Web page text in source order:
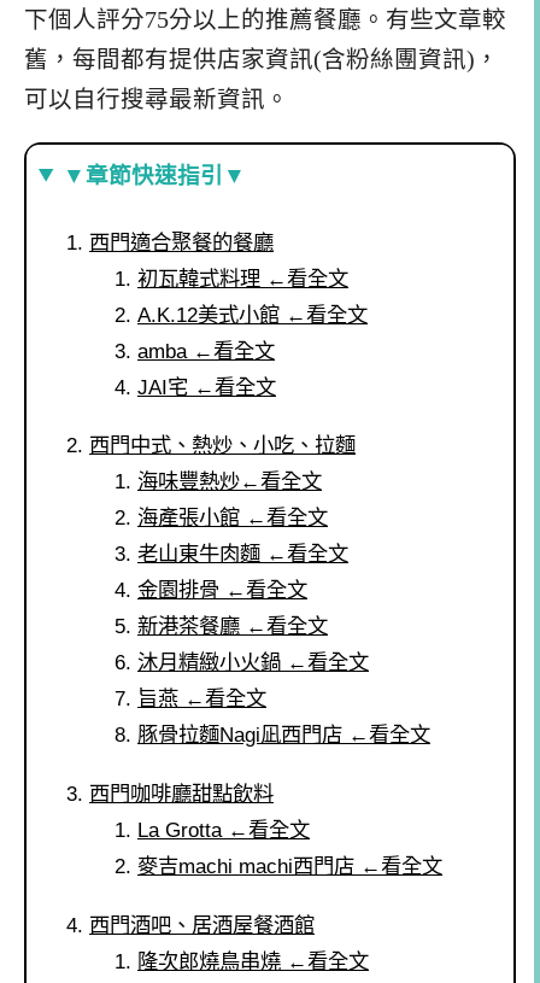
下個人評分75分以上的推薦餐廳。有些文章較
舊，每間都有提供店家資訊(含粉絲團資訊)，
可以自行搜尋最新資訊。
▼章節快速指引▼
西門適合聚餐的餐廳
初瓦韓式料理 ←看全文
A.K.12美式小館 ←看全文
amba ←看全文
JAI宅 ←看全文
西門中式、熱炒、小吃、拉麵
海味豐熱炒←看全文
海產張小館 ←看全文
老山東牛肉麵 ←看全文
金園排骨 ←看全文
新港茶餐廳 ←看全文
沐月精緻小火鍋 ←看全文
旨燕 ←看全文
豚骨拉麵Nagi凪西門店 ←看全文
西門咖啡廳甜點飲料
La Grotta ←看全文
麥吉machi machi西門店 ←看全文
西門酒吧、居酒屋餐酒館
隆次郎燒鳥串燒 ←看全文